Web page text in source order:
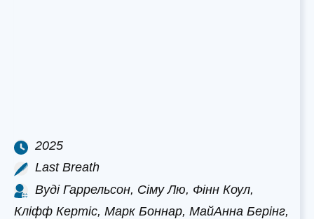
2025
Last Breath
Вуді Гаррельсон, Сіму Лю, Фінн Коул,
Кліфф Кертіс, Марк Боннар, МайАнна Берінг,